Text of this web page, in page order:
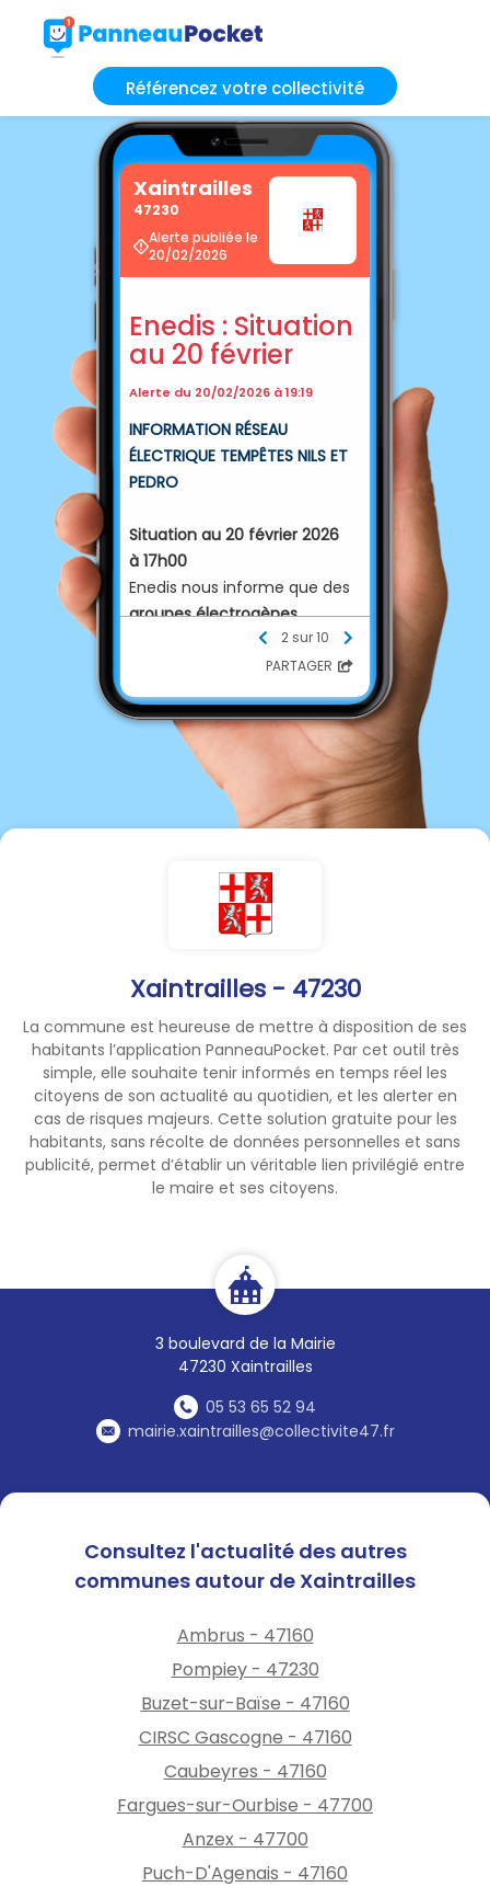
Référencez votre collectivité
Xaintrailles - 47230
La commune est heureuse de mettre à disposition de ses
habitants l’application PanneauPocket. Par cet outil très
simple, elle souhaite tenir informés en temps réel les
citoyens de son actualité au quotidien, et les alerter en
cas de risques majeurs. Cette solution gratuite pour les
habitants, sans récolte de données personnelles et sans
publicité, permet d’établir un véritable lien privilégié entre
le maire et ses citoyens.
3 boulevard de la Mairie
47230 Xaintrailles
05 53 65 52 94
mairie.xaintrailles@collectivite47.fr
Xaintrailles
47230
Alerte publiée le
20/02/2026
Enedis : Situation
au 20 février
Alerte du 20/02/2026 à 19:19
INFORMATION RÉSEAU
ÉLECTRIQUE TEMPÊTES NILS ET
PEDRO
Situation au 20 février 2026
à 17h00
Enedis nous informe que des
groupes électrogènes
devraient être acheminés
dans le secteur
route d'Ambrus et commune
d'Ambrus.
mise en service serait
envisagée dans la journée de
avec Enedis demain afin de
confirmer l’installation et la
mise en fonctionnement de
associations est ouvert afin
de vous permettre de
recharger vos téléphones
portables, ordinateurs,
tablettes et lampes torches.
La collectivité remercie les
administrés pour leur
2 sur 10
PARTAGER
Consultez l'actualité des autres
communes autour de Xaintrailles
Ambrus - 47160
Pompiey - 47230
Buzet-sur-Baïse - 47160
CIRSC Gascogne - 47160
Caubeyres - 47160
Fargues-sur-Ourbise - 47700
Anzex - 47700
Puch-D'Agenais - 47160